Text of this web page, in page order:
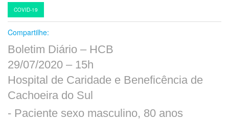
Escola HCB
Resultado de exames
O
que
procura?
COVID-19
Compartilhe:
Boletim Diário – HCB
29/07/2020 – 15h
Hospital de Caridade e Beneficência de
Cachoeira do Sul
- Paciente sexo masculino, 80 anos